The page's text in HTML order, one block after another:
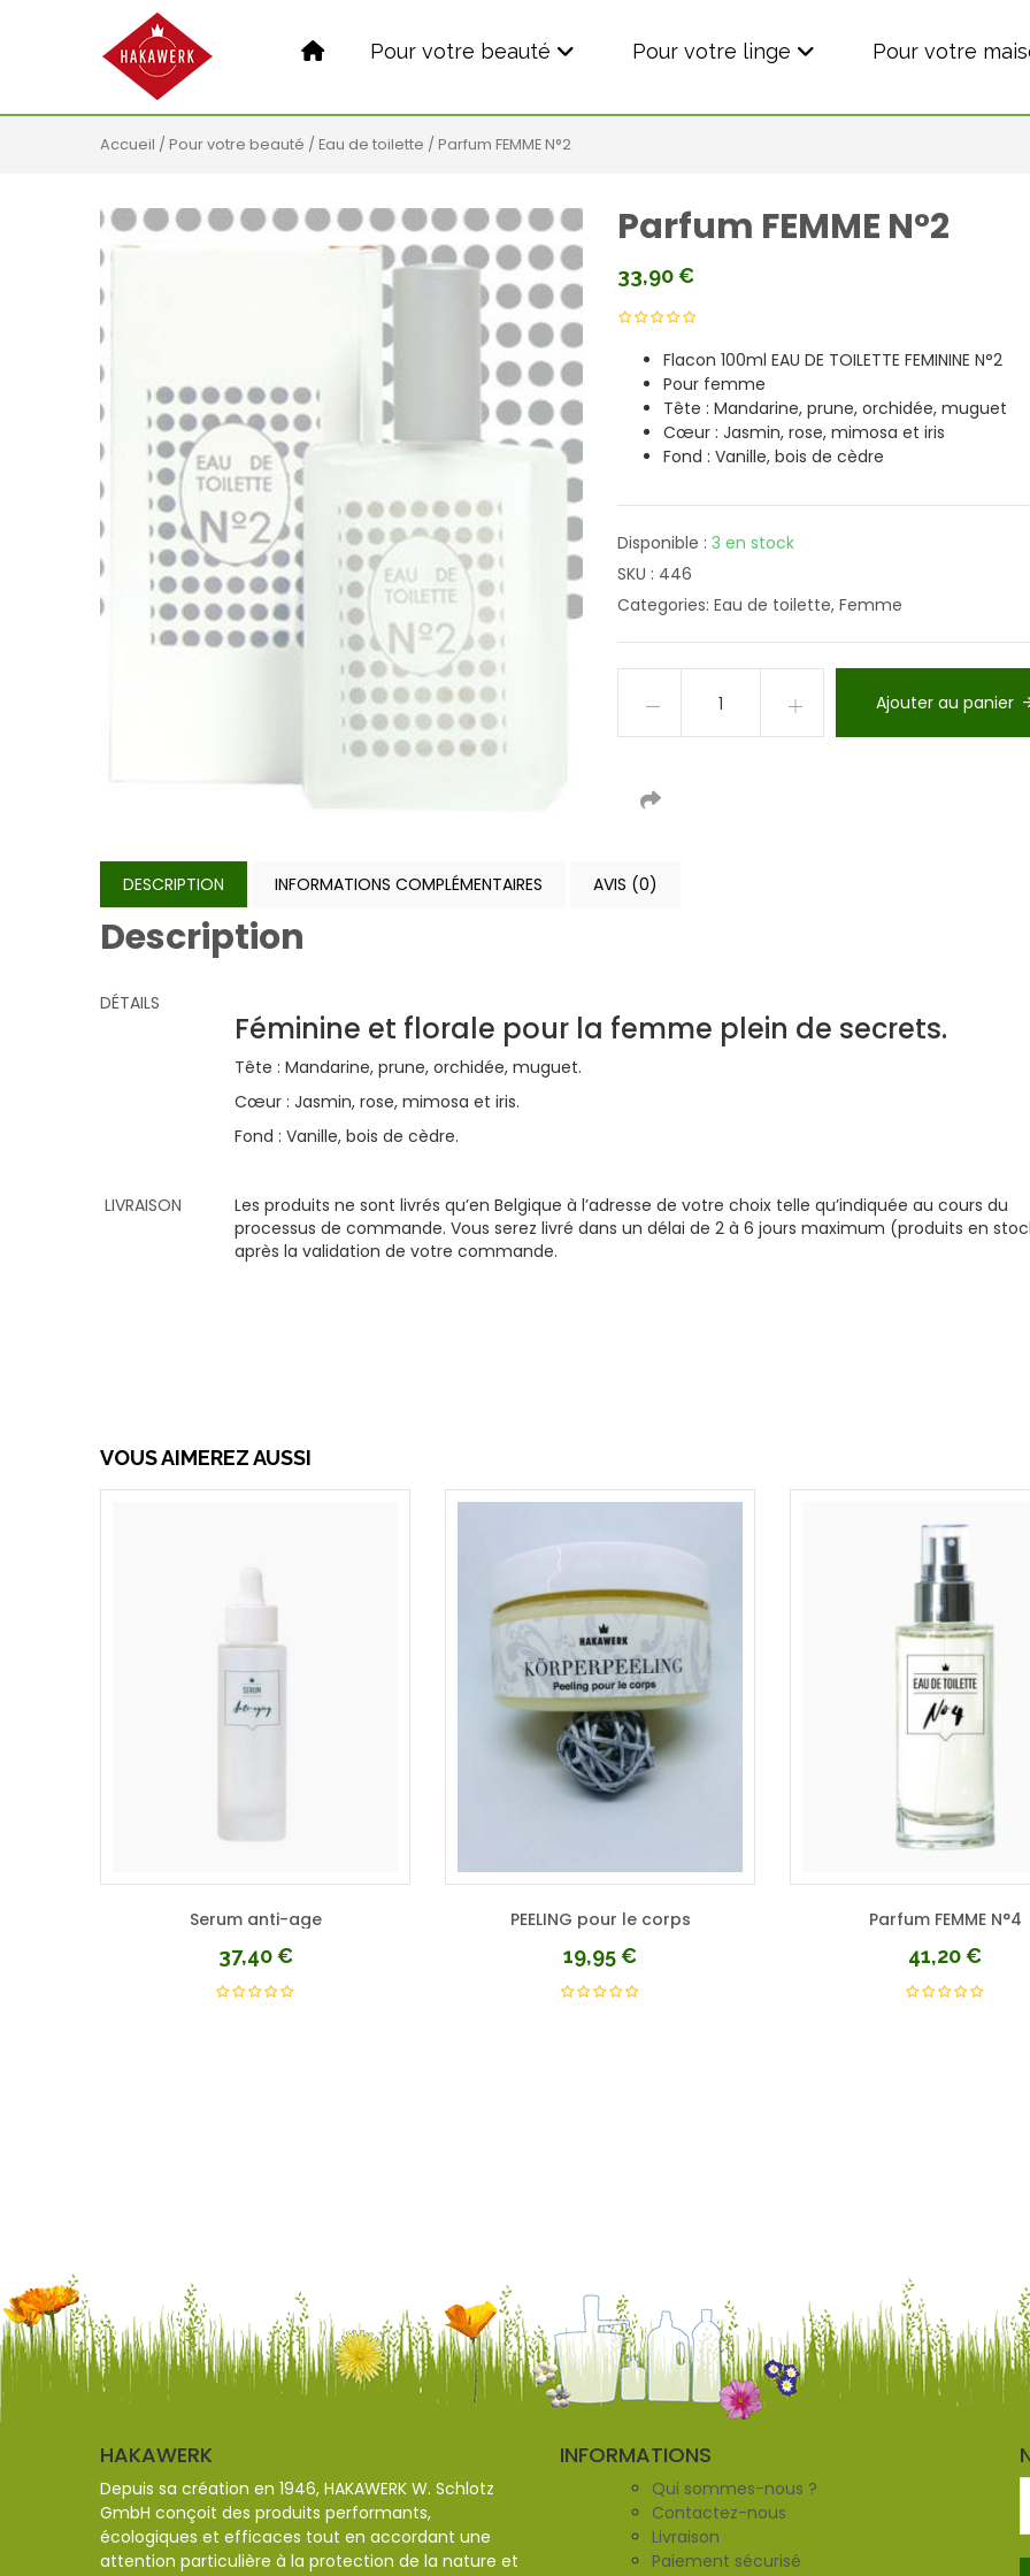
Pour votre beauté Pour votre linge Pour votre
Accueil / Pour votre beauté / Eau de toilette / Parfum FEMME N°2
Parfum FEMME N°2
33,90€
Flacon 100ml EAU DE TOILETTE FEMININE N°2
Pour femme
Tête : Mandarine, prune, orchidée, muguet
Cœur : Jasmin, rose, mimosa et iris
Fond : Vanille, bois de cèdre
Disponible : 3 en stock
SKU : 446
Categories: Eau de toilette, Femme
Ajouter au panier
DESCRIPTION INFORMATIONS COMPLÉMENTAIRES AVIS (0)
Description
DÉTAILS
Féminine et florale pour la femme plein de secrets.
Tête : Mandarine, prune, orchidée, muguet.
Cœur : Jasmin, rose, mimosa et iris.
Fond : Vanille, bois de cèdre.
LIVRAISON
Les produits ne sont livrés qu’en Belgique à l’adresse de votre choix telle qu’indiquée au cours du
processus de commande. Vous serez livré dans un délai de 2 à 6 jours maximum (produits en
après la validation de votre commande.
VOUS AIMEREZ AUSSI
Serum anti-age
37,40€
PEELING pour le corps
19,95€
Parfum FEMME N°4
41,20€
HAKAWERK
Depuis sa création en 1946, HAKAWERK W. Schlotz
GmbH conçoit des produits performants,
écologiques et efficaces tout en accordant une
attention particulière à la protection de la nature et
INFORMATIONS
Qui sommes-nous ?
Contactez-nous
Livraison
Paiement sécurisé